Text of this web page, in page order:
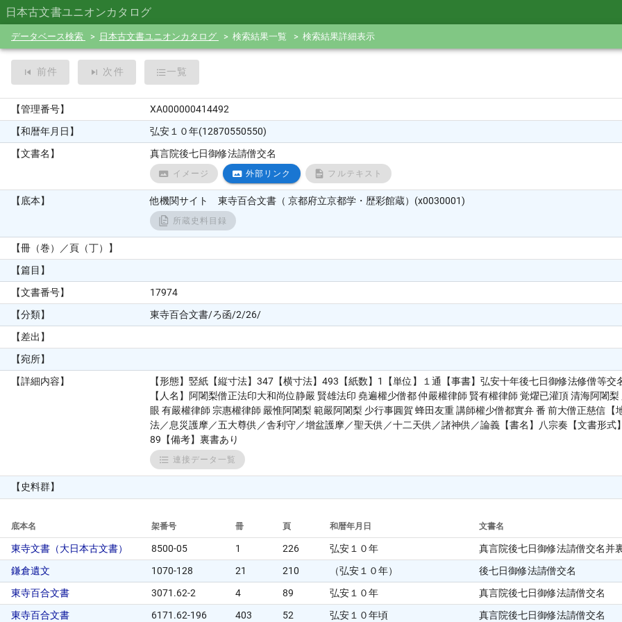
日本古文書ユニオンカタログ
データベース検索 日本古文書ユニオンカタログ 検索結果一覧 検索結果詳細表示
前件 次件 一覧
【管理番号】
XA000000414492
【和暦年月日】
弘安１０年(12870550550)
【文書名】
真言院後七日御修法請僧交名
イメージ 外部リンク フルテキスト
【底本】 他機関サイト 東寺百合文書（ 京都府立京都学・歴彩館蔵）(x0030001)
所蔵史料目録
【冊（巻）／頁（丁）】
【篇目】
【文書番号】
17974
【分類】
東寺百合文書/ろ函/2/26/
【差出】
【宛所】
【詳細内容】
【形態】竪紙【縦寸法】347【横寸法】493【紙数】1【単位】１通【事書】弘安十年後七日御修法修僧等
【人名】阿闍梨僧正法印大和尚位静嚴 賢雄法印 堯遍權少僧都 仲嚴權律師 賢有權律師 覚燿已灌頂 清海阿闍
眼 有嚴權律師 宗惠權律師 嚴惟阿闍梨 範嚴阿闍梨 少行事圓賀 蜂田友重 講師權少僧都實弁 番 前大僧正慈信
法／息災護摩／五大尊供／舎利守／增盆護摩／聖天供／十二天供／諸神供／論義【書名】八宗奏【文書形
89【備考】裏書あり
連接データ一覧
【史料群】
底本名 架番号 冊 頁 和暦年月日 文書名
東寺文書（大日本古文書） 8500-05 1 226 弘安１０年
真言院後七日御修法請僧交名并
鎌倉遺文
1070-128 21 210 （弘安１０年）
後七日御修法請僧交名
東寺百合文書
3071.62-2 4 89 弘安１０年
真言院後七日御修法請僧交名
東寺百合文書
6171.62-196 403 52 弘安１０年頃 真言院後七日御修法請僧交名